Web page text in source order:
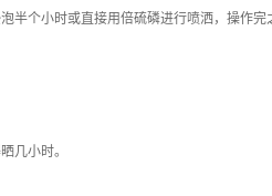
半个小时或直接用倍硫磷进行喷洒，操作完
几小时。